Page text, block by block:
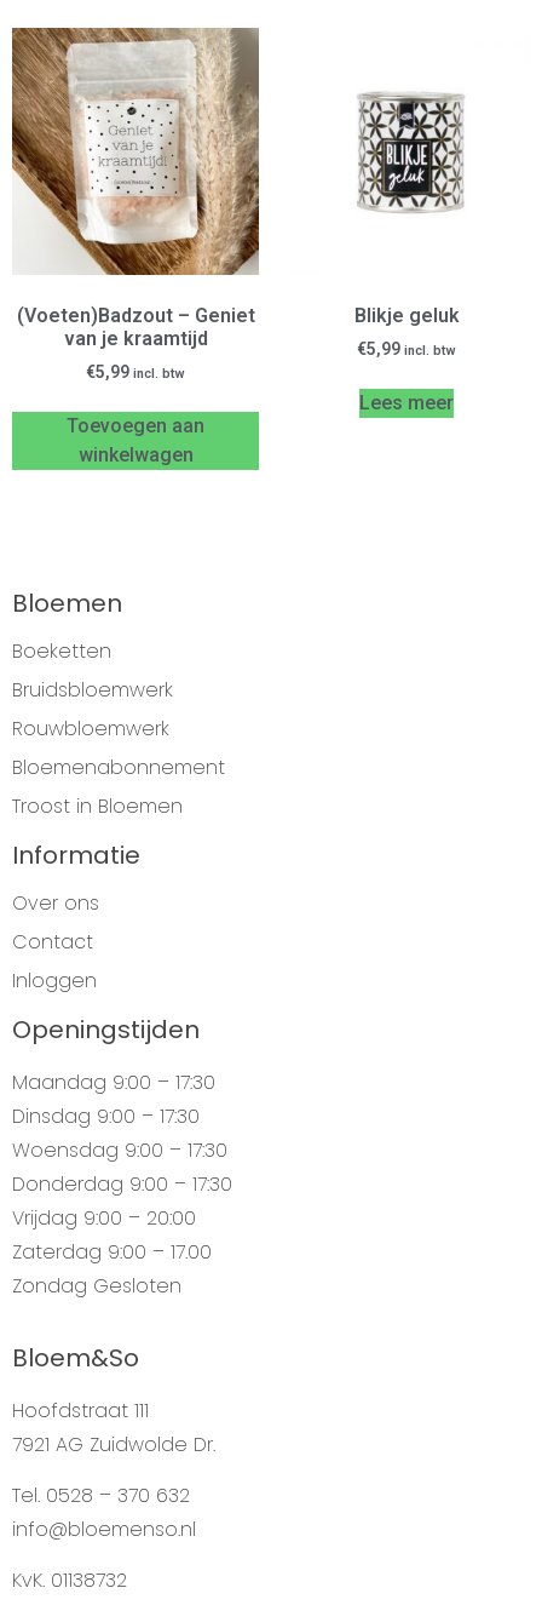
(Voeten)Badzout – Geniet
van je kraamtijd
€5,99 incl. btw
Toevoegen aan
winkelwagen
Blikje geluk
€5,99 incl. btw
Lees meer
Bloemen
Boeketten
Bruidsbloemwerk
Rouwbloemwerk
Bloemenabonnement
Troost in Bloemen
Informatie
Over ons
Contact
Inloggen
Openingstijden
Maandag 9:00 – 17:30
Dinsdag 9:00 – 17:30
Woensdag 9:00 – 17:30
Donderdag 9:00 – 17:30
Vrijdag 9:00 – 20:00
Zaterdag 9:00 – 17.00
Zondag Gesloten
Bloem&So
Hoofdstraat 111
7921 AG Zuidwolde Dr.
Tel. 0528 – 370 632
info@bloemenso.nl
KvK. 01138732